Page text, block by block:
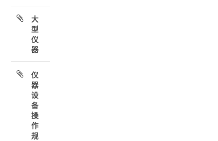
大
型
仪
器
仪
器
设
备
操
作
规